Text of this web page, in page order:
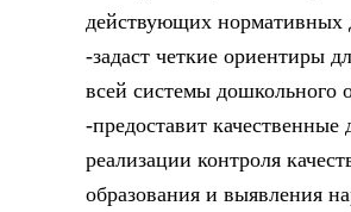
действующих нормативных
-задаст четкие ориентиры
всей системы дошкольного
-предоставит качественные
реализации контроля
образования и выявления